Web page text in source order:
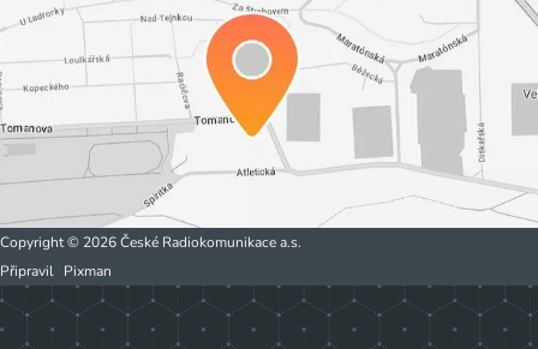
Copyright © 2026 České Radiokomunikace a.s.
Připravil Pixman